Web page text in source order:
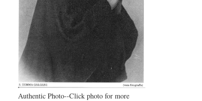
Authentic Photo--Click photo for more